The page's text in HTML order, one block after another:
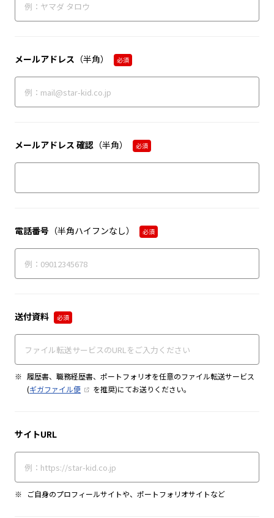
メールアドレス （半角） 必須
メールアドレス 確認 （半角） 必須
電話番号 （半角ハイフンなし） 必須
送付資料 必須
履歴書、職務経歴書、ポートフォリオを任意のファイル転送サービス
(ギガファイル便 を推奨)にてお送りください。
サイトURL
ご自身のプロフィールサイトや、ポートフォリオサイトなど